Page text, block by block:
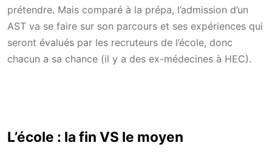
prétendre. Mais comparé à la prépa, l’admission d’un
AST va se faire sur son parcours et ses expériences qui
seront évalués par les recruteurs de l’école, donc
chacun a sa chance (il y a des ex-médecines à HEC).
L’école : la fin VS le moyen